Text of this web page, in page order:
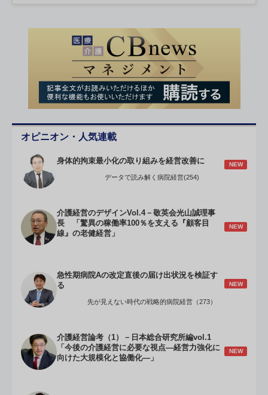
オピニオン・人気連載
身体的拘束最小化の取り組みを経営改善に NEW
データで読み解く病院経営(254)
介護経営のデザインVol.4－敬英会光山誠理事
長 「驚異の稼働率100％を支える『顧客目
線』の老健経営」
NEW
急性期病院Aの改定直後の届け出状況を検証す
る
NEW
先が見えない時代の戦略的病院経営（273）
介護経営論考（1）－日本総合研究所編vol.1
「今後の介護経営に必要な視点―経営力強化に
向けた大規模化と協働化―」
NEW